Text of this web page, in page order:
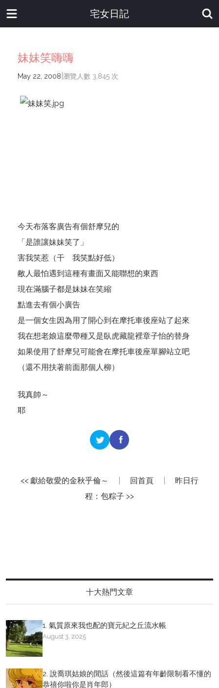
宅女日記
妹妹笑嗨嗨
May 22, 2008 瀏覽人數 3,845 次
今天布落客廣告有個舒摩兒的
「是誰讓妹妹笑了」
害我笑惹（干 我笑點好低）
敝人最怕遇到這種有畫面又能聯想的東西
現在滿腦子都是妹妹在笑縮
點進去有個小廣告
是一個女生因為用了開心到在摩托車後座站了起來
我在想老娘這麼帶種又是臥虎藏龍裡章子怡的替身
如果使用了舒摩兒可能會在摩托車後座單腳站立吧
（還不用扶著前面那個人柳）
我真帥～
耶
<< 獻給敬愛的金秋乎倫～ 回首頁
昨日行
程：包粽子 >>
十大熱門文章
1. 氣質原來我也配的寶元紀之丘流水帳
August 3, 2025
2. 說喬琪姑娘的閒話（然後這篇有年齡限制看不懂的
恭禧你啦你是肖年郎）